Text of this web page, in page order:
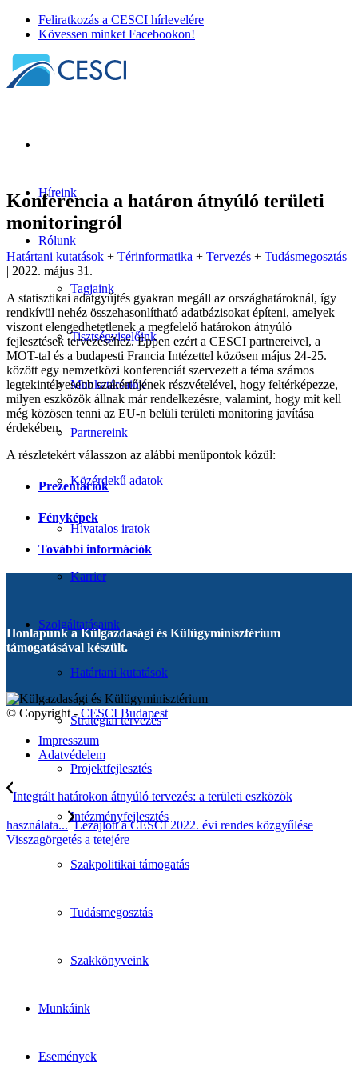
Feliratkozás a CESCI hírlevelére
Kövessen minket Facebookon!
Híreink
Rólunk
Tagjaink
Tisztségviselőink
Munkatársaink
Partnereink
Közérdekű adatok
Hivatalos iratok
Karrier
Szolgáltatásaink
Határtani kutatások
Stratégiai tervezés
Projektfejlesztés
Intézményfejlesztés
Szakpolitikai támogatás
Tudásmegosztás
Szakkönyveink
Munkáink
Események
Konferencia a határon átnyúló területi
monitoringról
Határtani kutatások + Térinformatika + Tervezés + Tudásmegosztás
| 2022. május 31.
A statisztikai adatgyűjtés gyakran megáll az országhatároknál, így
rendkívül nehéz összehasonlítható adatbázisokat építeni, amelyek
viszont elengedhetetlenek a megfelelő határokon átnyúló
fejlesztések tervezéséhez. Éppen ezért a CESCI partnereivel, a
MOT-tal és a budapesti Francia Intézettel közösen május 24-25.
között egy nemzetközi konferenciát szervezett a téma számos
legtekintélyesebb szakértőjének részvételével, hogy feltérképezze,
milyen eszközök állnak már rendelkezésre, valamint, hogy mit kell
még közösen tenni az EU-n belüli területi monitoring javítása
érdekében.
A részletekért válasszon az alábbi menüpontok közül:
Prezentációk
Fényképek
További információk
Honlapunk a Külgazdasági és Külügyminisztérium
támogatásával készült.
© Copyright - CESCI Budapest
Impresszum
Adatvédelem
Integrált határokon átnyúló tervezés: a területi eszközök
használata... Lezajlott a CESCI 2022. évi rendes közgyűlése
Visszagörgetés a tetejére